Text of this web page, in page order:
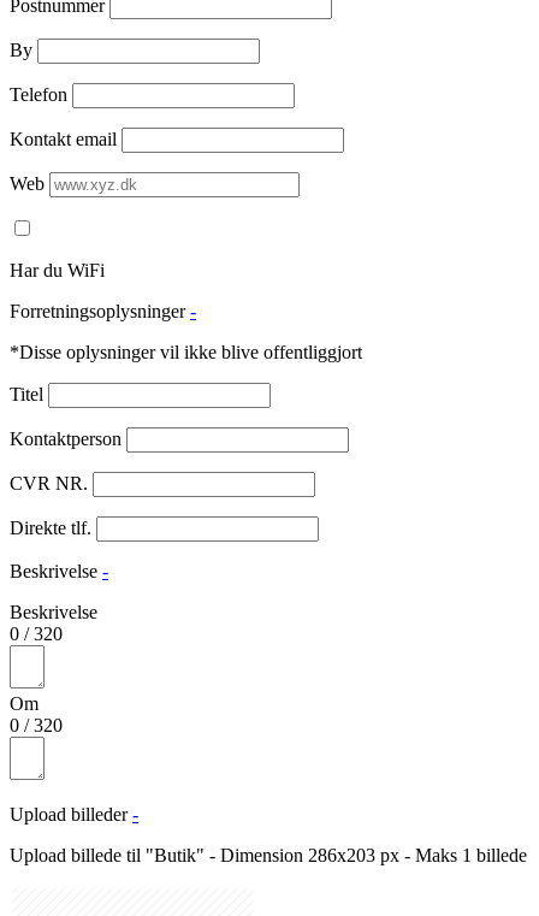
Postnummer
By
Telefon
Kontakt email
Web
Har du WiFi
Forretningsoplysninger -
*Disse oplysninger vil ikke blive offentliggjort
Titel
Kontaktperson
CVR NR.
Direkte tlf.
Beskrivelse -
Beskrivelse
0 /320
Om
0 /320
Upload billeder -
Upload billede til "Butik" - Dimension 286x203 px - Maks 1 billede